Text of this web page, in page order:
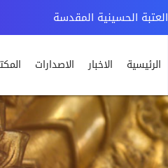
العتبة الحسينية المقدسة
الرئيسية الاخبار الاصدارات